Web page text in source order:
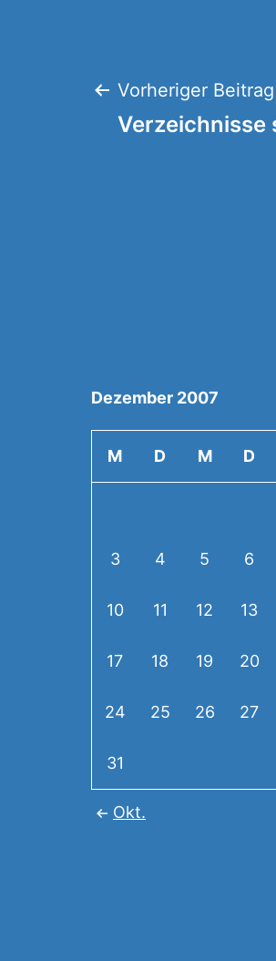
Vorheriger Beitrag
Verzeichnisse
Dezember 2007
M D M D
3 4 5 6
10 11 12 13
17 18 19 20
24 25 26 27
31
Okt.